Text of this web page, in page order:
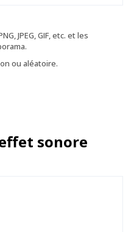
JPEG, GIF, etc. et les
ou aléatoire.
sonore